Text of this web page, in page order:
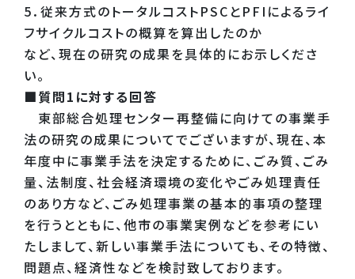
5．従来方式のトータルコストPSCとPFIによるライ
フサイクルコストの概算を算出したのか
など、現在の研究の成果を具体的にお示しくださ
い。
■質問1に対する回答
東部総合処理センター再整備に向けての事業手
法の研究の成果についてでございますが、現在、本
年度中に事業手法を決定するために、ごみ質、ごみ
量、法制度、社会経済環境の変化やごみ処理責任
のあり方など、ごみ処理事業の基本的事項の整理
を行うとともに、他市の事業実例などを参考にい
たしまして、新しい事業手法についても、その特徴、
問題点、経済性などを検討致しております。